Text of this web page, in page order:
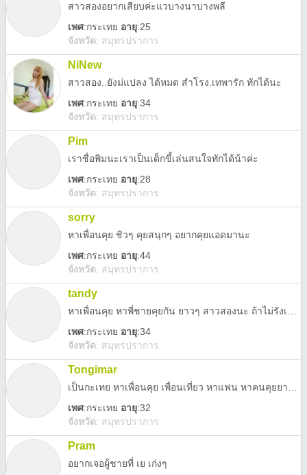
สาวสองอยากเสียบค่ะแวบางนาบางพลี
เพศ:กระเทย อายุ:25
จังหวัด: สมุทรปราการ
NiNew
สาวสอง..ยังม่แปลง ได้หมด สำโรง.เทพารัก ทักได้นะ
เพศ:กระเทย อายุ:34
จังหวัด: สมุทรปราการ
Pim
เราชื่อพิมนะเราเป็นเด็กขี้เล่นสนใจทักได้น้าค่ะ
เพศ:กระเทย อายุ:28
จังหวัด: สมุทรปราการ
sorry
หาเพื่อนคุย ชิวๆ คุยสนุกๆ อยากคุยแอดมานะ
เพศ:กระเทย อายุ:44
จังหวัด: สมุทรปราการ
tandy
เพศ:กระเทย อายุ:34
จังหวัด: สมุทรปราการ
Tongimar
เพศ:กระเทย อายุ:32
จังหวัด: สมุทรปราการ
Pram
อยากเจอผู้ชายที่ เย เก่งๆ